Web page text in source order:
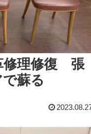
修理修復 張
蘇る